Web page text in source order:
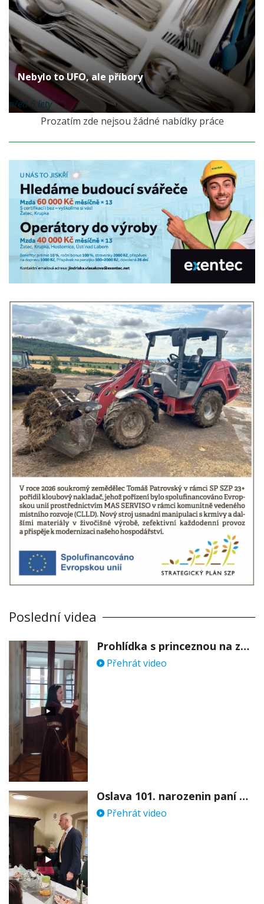
Nebylo to UFO, ale příbory
před 6 lety
Prozatím zde nejsou žádné nabídky práce
Poslední videa
Prohlídka s princeznou na zámku Stekník
Přehrát video
Oslava 101. narozenin paní Věry Skořepové
Přehrát video